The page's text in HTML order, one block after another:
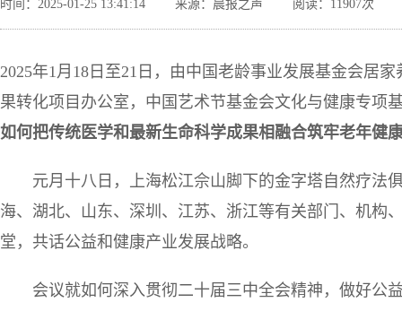
时间：2025-01-25 13:41:14 来源：晨报之声 阅读：11907次
2025年1月18日至21日，由中国老龄事业发展基金会居
果转化项目办公室，中国艺术节基金会文化与健康专项
如何把传统医学和最新生命科学成果相融合筑牢老年健
元月十八日，上海松江佘山脚下的金字塔自然疗法
海、湖北、山东、深圳、江苏、浙江等有关部门、机构
堂，共话公益和健康产业发展战略。
会议就如何深入贯彻二十届三中全会精神，做好公